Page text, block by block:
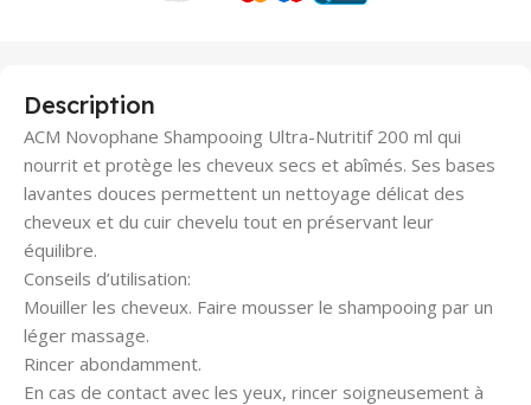
Description
ACM Novophane Shampooing Ultra-Nutritif 200 ml qui
nourrit et protège les cheveux secs et abîmés. Ses bases
lavantes douces permettent un nettoyage délicat des
cheveux et du cuir chevelu tout en préservant leur
équilibre.
Conseils d’utilisation:
Mouiller les cheveux. Faire mousser le shampooing par un
léger massage.
Rincer abondamment.
En cas de contact avec les yeux, rincer soigneusement à